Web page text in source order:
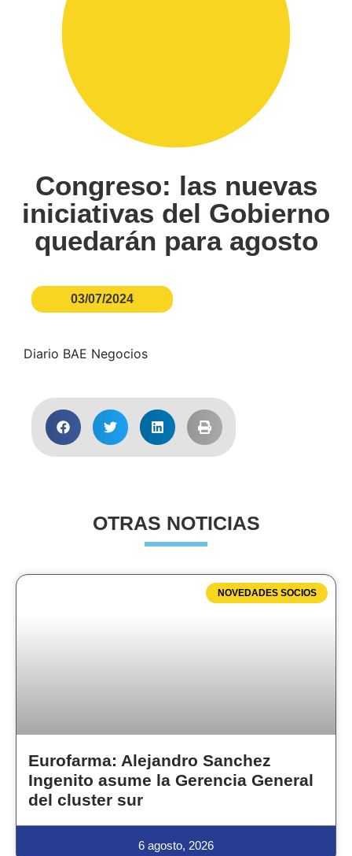
Congreso: las nuevas
iniciativas del Gobierno
quedarán para agosto
03/07/2024
Diario BAE Negocios
OTRAS NOTICIAS
NOVEDADES SOCIOS
Eurofarma: Alejandro Sanchez
Ingenito asume la Gerencia General
del cluster sur
6 agosto, 2026